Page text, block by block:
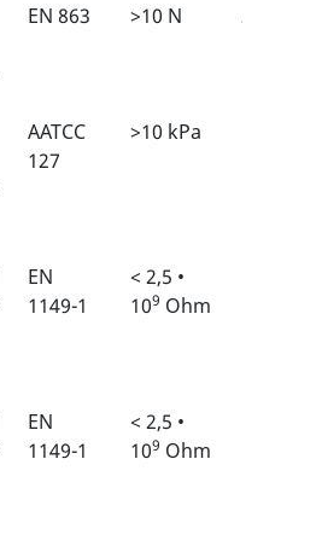
EN 863 >10 N 2/6
AATCC
127
>10 kPa
EN
1149-1
< 2,5 •
109 Ohm
EN
1149-1
< 2,5 •
109 Ohm